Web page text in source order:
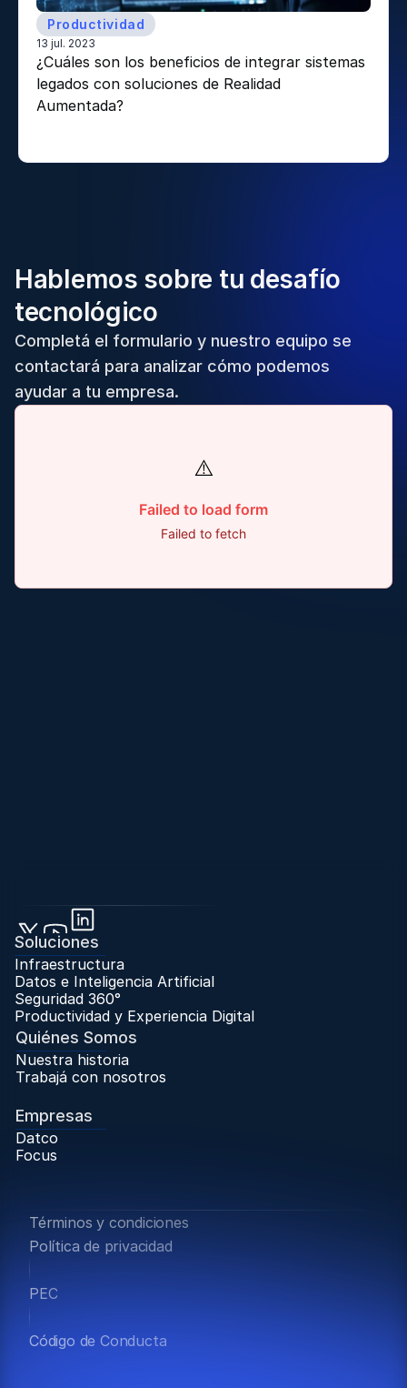
Productividad
13 jul. 2023
¿Cuáles son los beneficios de integrar sistemas
legados con soluciones de Realidad
Aumentada?
Hablemos sobre tu desafío
tecnológico
Completá el formulario y nuestro equipo se
contactará para analizar cómo podemos
ayudar a tu empresa.
Soluciones
Infraestructura
Datos e Inteligencia Artificial
Seguridad 360°
Productividad y Experiencia Digital
Quiénes Somos
Nuestra historia
Trabajá con nosotros
Empresas
Datco
Focus
Términos y condiciones
Política de privacidad
PEC
Código de Conducta